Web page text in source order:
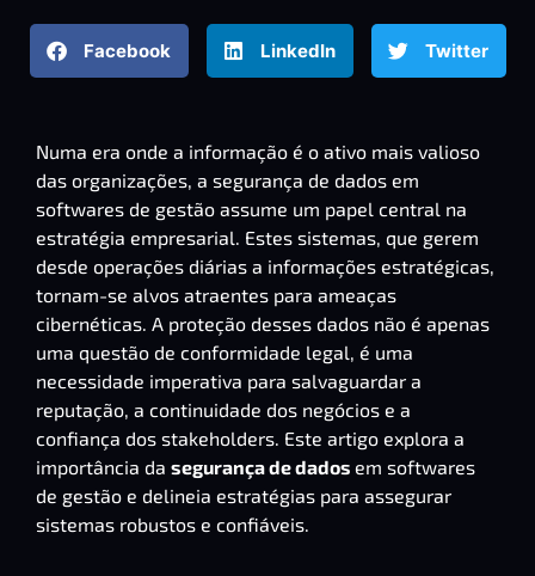
Facebook LinkedIn Twitter
Numa era onde a informação é o ativo mais valioso
das organizações, a segurança de dados em
softwares de gestão assume um papel central na
estratégia empresarial. Estes sistemas, que gerem
desde operações diárias a informações estratégicas,
tornam-se alvos atraentes para ameaças
cibernéticas. A proteção desses dados não é apenas
uma questão de conformidade legal, é uma
necessidade imperativa para salvaguardar a
reputação, a continuidade dos negócios e a
confiança dos stakeholders. Este artigo explora a
importância da segurança de dados em softwares
de gestão e delineia estratégias para assegurar
sistemas robustos e confiáveis.